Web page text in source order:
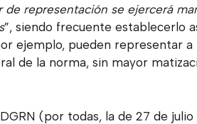
representación se ejercerá
”, siendo frecuente establecerlo
ejemplo, pueden representar
de la norma, sin mayor
(por todas, la de 27 de julio